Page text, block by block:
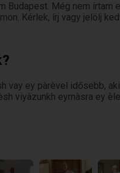
Budapest. Még nem
Kérlek, írj vagy jelölj
vay ey pàrèvel idősebb,
viyàzunkh eymàsra ey